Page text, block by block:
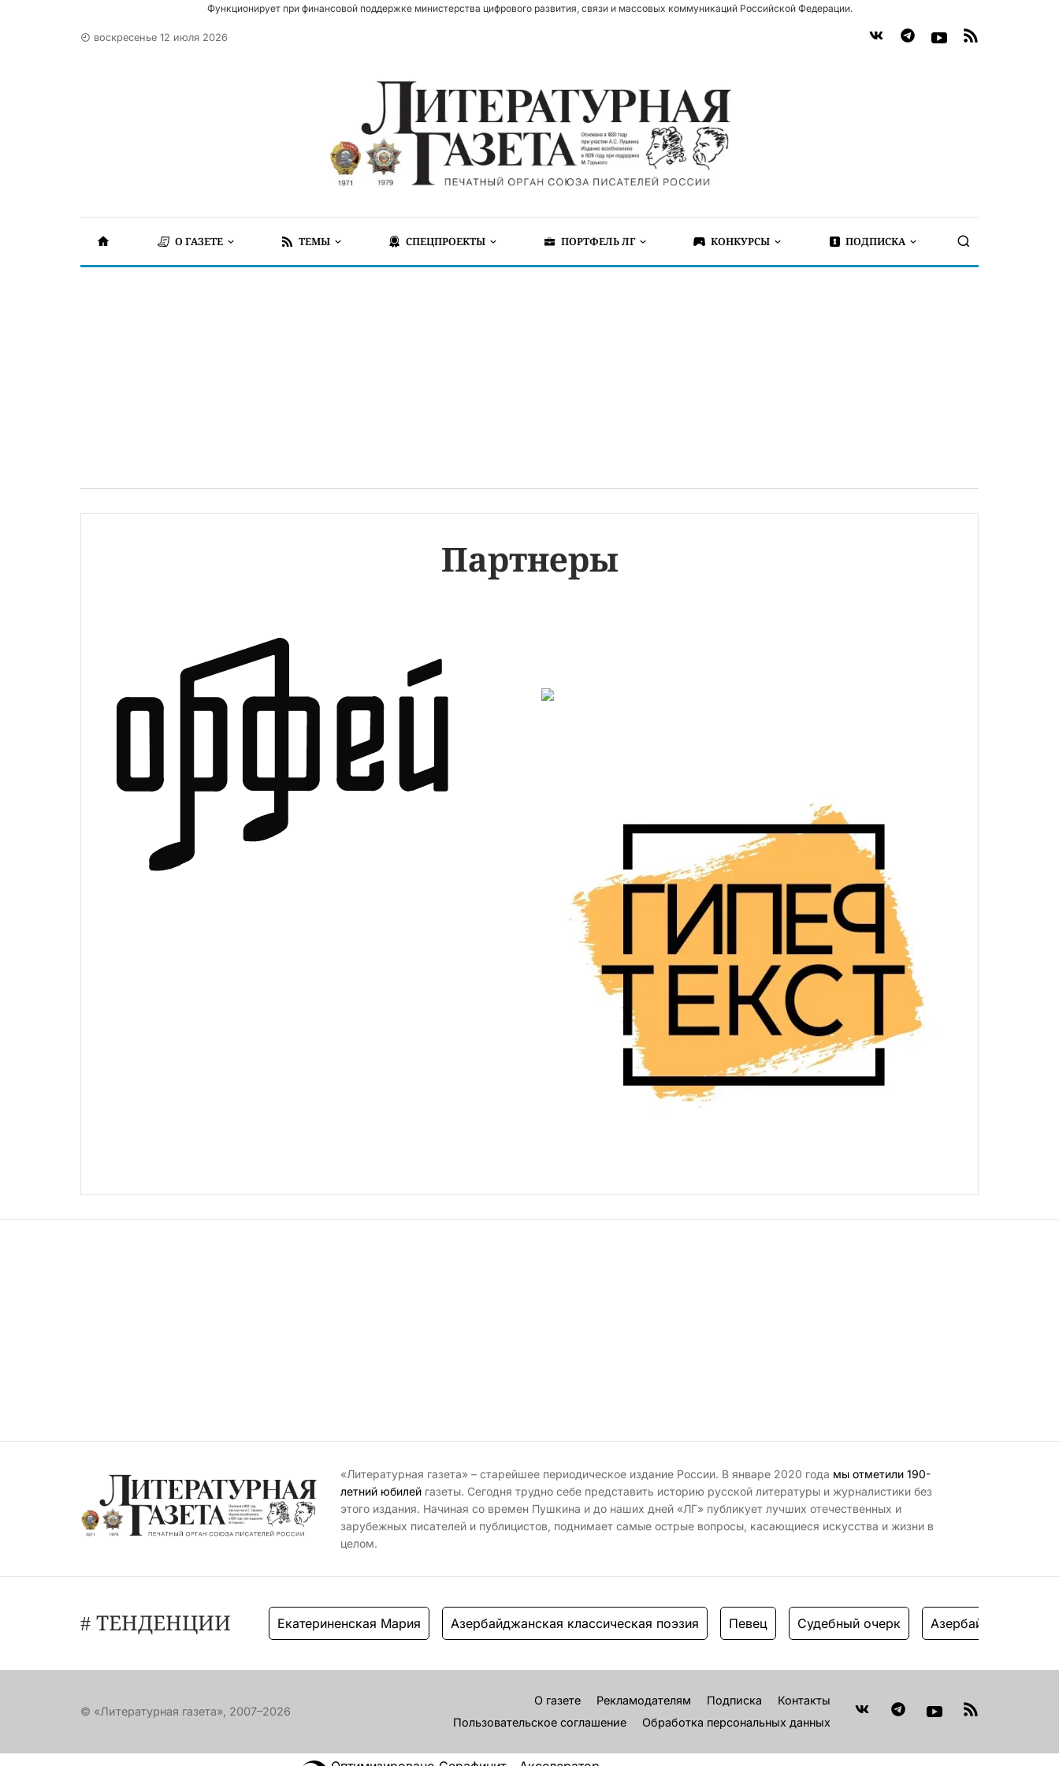
Функционирует при финансовой поддержке министерства цифрового развития, связи и массовых коммуникаций Российской Федерации.
воскресенье 12 июля 2026
О ГАЗЕТЕ ТЕМЫ СПЕЦПРОЕКТЫ ПОРТФЕЛЬ ЛГ КОНКУРСЫ ПОДПИСКА
Партнеры
«Литературная газета» – старейшее периодическое издание России. В январе 2020 года мы отметили 190-
летний юбилей газеты. Сегодня трудно себе представить историю русской литературы и журналистики без
этого издания. Начиная со времен Пушкина и до наших дней «ЛГ» публикует лучших отечественных и
зарубежных писателей и публицистов, поднимает самые острые вопросы, касающиеся искусства и жизни в
целом.
# ТЕНДЕНЦИИ Екатериненская Мария Азербайджанская классическая поэзия Певец Судебный очерк Азербайджанская
© «Литературная газета», 2007–2026
О газете Рекламодателям Подписка
Контакты
Пользовательское соглашение
Обработка персональных данных